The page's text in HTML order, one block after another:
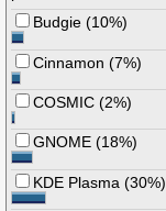
Budgie (10%)
Cinnamon (7%)
COSMIC (2%)
GNOME (18%)
KDE Plasma (30%)